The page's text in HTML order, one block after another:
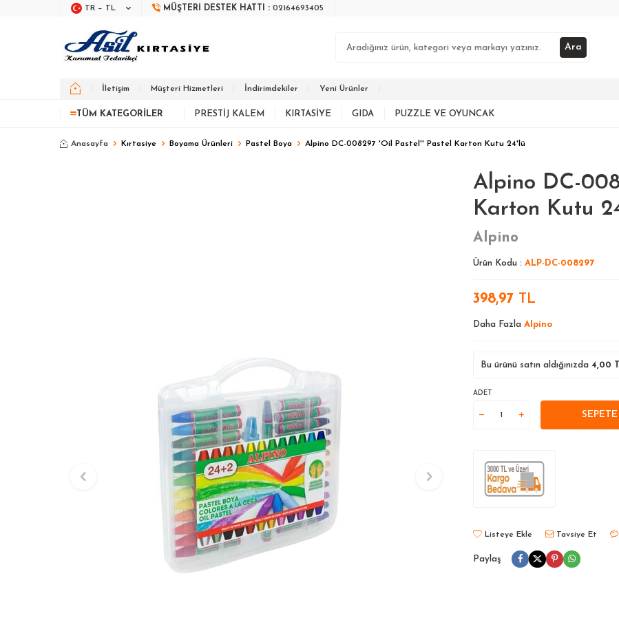
TR − TL MÜŞTERI DESTEK HATTI : 02164693405
Ara
İletişim Müşteri Hizmetleri İndirimdekiler Yeni Ürünler
TÜM KATEGORILER PRESTIJ KALEM KIRTASIYE GIDA PUZZLE VE OYUNCAK
Anasayfa Kırtasiye Boyama Ürünleri Pastel Boya Alpino DC-008297 'Oil Pastel'' Pastel Karton Kutu 24'lü
Alpino DC-
Karton Kutu
Alpino
Ürün Kodu : ALP-DC-008297
398,97 TL
Daha Fazla Alpino
Bu ürünü satın aldığınızda 4,00
ADET
Listeye Ekle Tavsiye Et
Paylaş